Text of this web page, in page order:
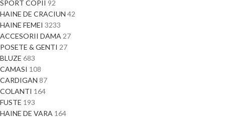
SPORT COPII 92
HAINE DE CRACIUN 42
HAINE FEMEI 3233
ACCESORII DAMA 27
POSETE & GENTI 27
BLUZE 683
CAMASI 108
CARDIGAN 87
COLANTI 164
FUSTE 193
HAINE DE VARA 164